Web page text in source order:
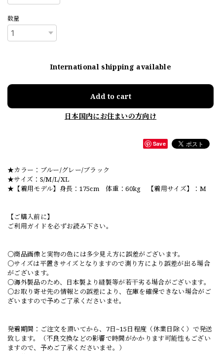
数量
International shipping available
Add to cart
日本国内にお住まいの方向け
Save
★カラー：ブルー/グレー/ブラック
★サイズ：S/M/L/XL
★【着用モデル】身長：175cm 体重：60kg 【着用サイズ】：M
【ご購入前に】
ご利用ガイドを必ずお読み下さい。
○商品画像と実物の色には多少見え方に誤差がございます。
○サイズは平置きサイズとなりますので測り方により誤差が出る場合
がございます。
○海外製品のため、日本製より縫製等が若干劣る場合がございます。
○お取り寄せ先の情報との誤差により、在庫を確保できない場合がご
ざいますので予めご了承くださいませ。
発着期間：ご注文を頂いてから、7日~15日程度（休業日除く）で発送
致します。（不良交換などの影響で時間がかかります可能性もござい
ますので、予めご了承くださいませ。）